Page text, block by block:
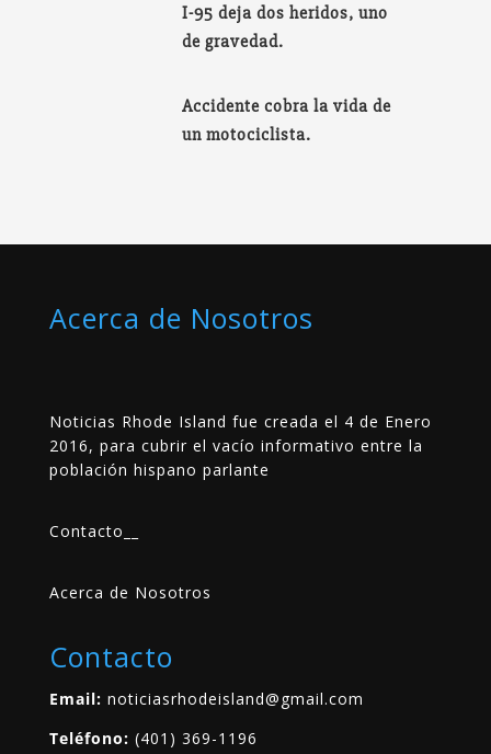
I-95 deja dos heridos, uno
de gravedad.
Accidente cobra la vida de
un motociclista.
Acerca de Nosotros
Noticias Rhode Island fue creada el 4 de Enero
2016, para cubrir el vacío informativo entre la
población hispano parlante
Contacto
Acerca de Nosotros
Contacto
Email: noticiasrhodeisland@gmail.com
Teléfono: (401) 369-1196